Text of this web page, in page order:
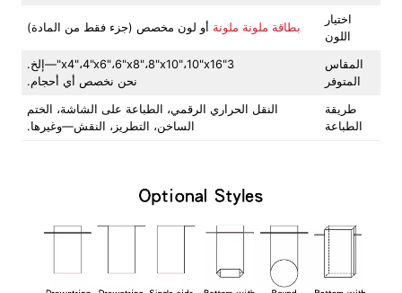
اختيار
اللون
بطاقة ملونة ملونة أو لون مخصص (جزء فقط من المادة)
المقاس
المتوفر
3"x4"،4"x6"،6"x8"،8"x10"،10"x16"—إلخ.
نحن نخصص أي أحجام.
طريقة
الطباعة
النقل الحراري الرقمي، الطباعة على الشاشة، الختم
الساخن، التطريز، النقش—وغيرها.